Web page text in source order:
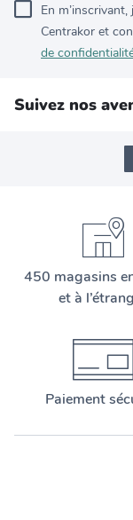
En
Centrakor et
de
Suivez nos
450 magasins
et à
Paiement